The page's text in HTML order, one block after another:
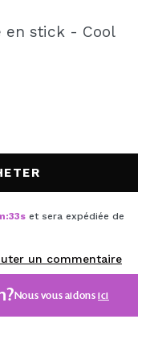
vous pourrez
l'état de vos
en stick - Cool
:33s et sera expédiée de
un commentaire
Nous vous aidonsici